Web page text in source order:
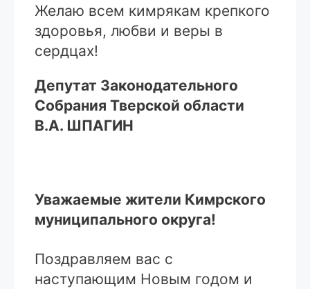
Желаю всем кимрякам крепкого
здоровья, любви и веры в
сердцах!
Депутат Законодательного
Собрания Тверской области
В.А. ШПАГИН
Уважаемые жители Кимрского
муниципального округа!
Поздравляем вас с
наступающим Новым годом и